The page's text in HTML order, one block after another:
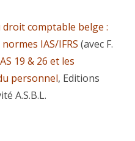
droit comptable belge :
IAS/IFRS (avec F.
19 & 26 et les
personnel, Editions
A.S.B.L.